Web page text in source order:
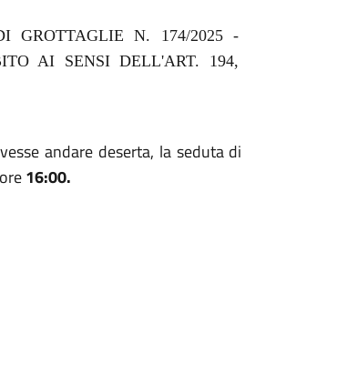
GROTTAGLIE N. 174/2025 -
AI SENSI DELL'ART. 194,
andare deserta, la seduta di
16:00.